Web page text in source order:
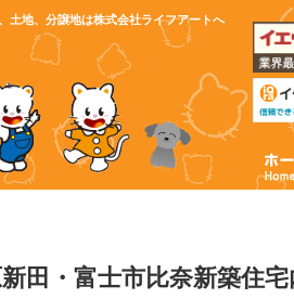
土地、分譲地は株式会社ライフアートへ
田・富士市比奈新築住